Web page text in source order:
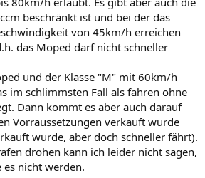
beschränkt ist und bei der das
von 45km/h erreichen
das Moped darf nicht schneller
und der Klasse "M" mit 60km/h
im schlimmsten Fall als fahren ohne
Dann kommt es aber auch darauf
Vorraussetzungen verkauft wurde
wurde, aber doch schneller fährt).
drohen kann ich leider nicht sagen,
nicht werden.